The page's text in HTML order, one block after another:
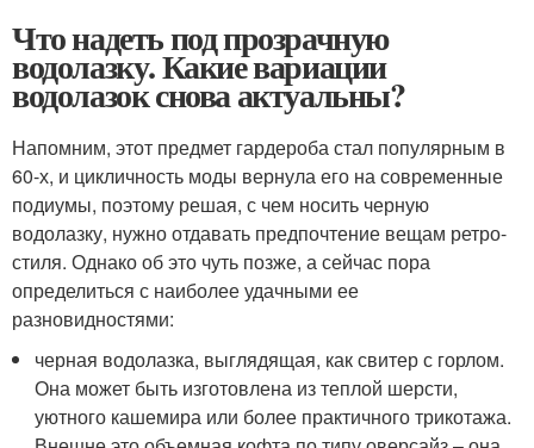
Что надеть под прозрачную
водолазку. Какие вариации
водолазок снова актуальны?
Напомним, этот предмет гардероба стал популярным в
60-х, и цикличность моды вернула его на современные
подиумы, поэтому решая, с чем носить черную
водолазку, нужно отдавать предпочтение вещам ретро-
стиля. Однако об это чуть позже, а сейчас пора
определиться с наиболее удачными ее
разновидностями:
черная водолазка, выглядящая, как свитер с горлом.
Она может быть изготовлена из теплой шерсти,
уютного кашемира или более практичного трикотажа.